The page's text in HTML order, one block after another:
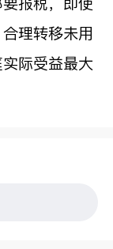
理转移未用
际受益最大